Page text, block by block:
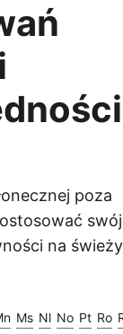
poza
na
Ms Nl No Pt Ro